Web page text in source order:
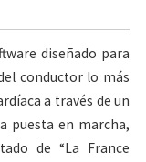
diseñado para
conductor lo más
a través de un
puesta en marcha,
de “La France